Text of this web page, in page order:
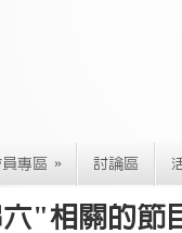
員專區 » 討論區
"相關的節